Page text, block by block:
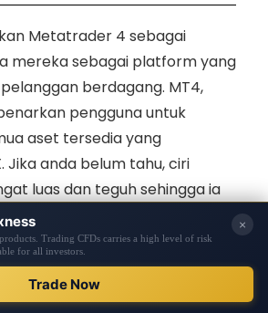
Metatrader 4 sebagai
mereka sebagai platform yang
berdagang. MT4,
pengguna untuk
aset tersedia yang
Jika anda belum tahu, ciri
luas dan teguh sehingga ia
industri sejak
tahun 2005 oleh MetaQuotes.
robot dagangan lanjutan,
REGISTER